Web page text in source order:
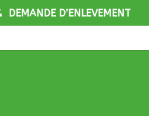
DEMANDE D’ENLEVEMENT